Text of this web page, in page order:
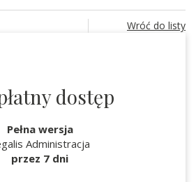
Wróć do listy
dostęp
Pełna wersja
Administracja
przez 7 dni